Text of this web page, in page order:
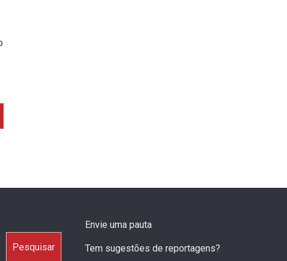
Pesquisar
Envie uma pauta
Tem sugestões de reportagens?